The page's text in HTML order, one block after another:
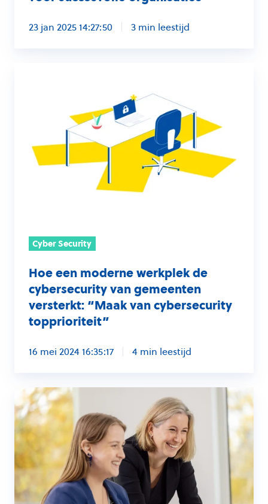
23 jan 2025 14:27:50 3 min leestijd
cybersecurity
van
cybersecurity
topprioriteit”
Cyber Security
Hoe een moderne werkplek de
cybersecurity van gemeenten
versterkt: “Maak van cybersecurity
topprioriteit”
16 mei 2024 16:35:17 4 min leestijd
ICT
+
XLA:
boost
je
werkgeluk,
productiviteit